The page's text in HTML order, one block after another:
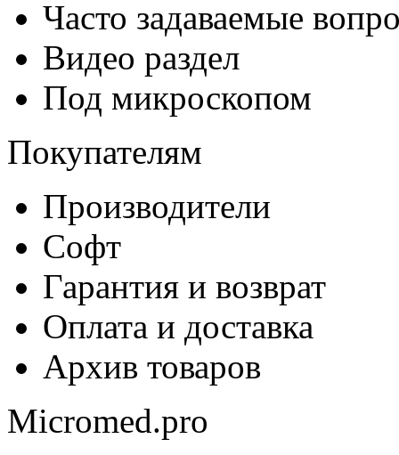
Часто задаваемые
Видео раздел
Под микроскопом
Покупателям
Производители
Софт
Гарантия и возврат
Оплата и доставка
Архив товаров
Micromed.pro